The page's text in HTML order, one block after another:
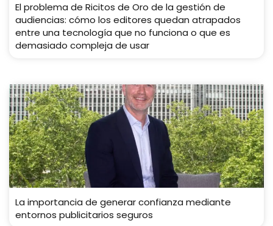
El problema de Ricitos de Oro de la gestión de
audiencias: cómo los editores quedan atrapados
entre una tecnología que no funciona o que es
demasiado compleja de usar
La importancia de generar confianza mediante
entornos publicitarios seguros